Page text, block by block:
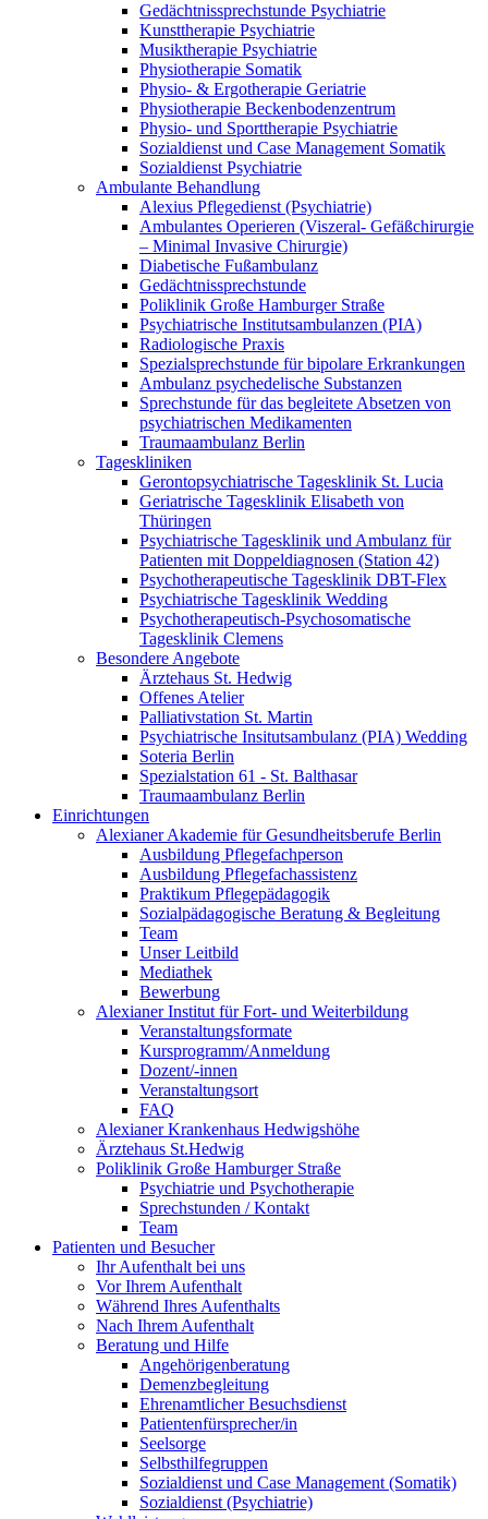
Gedächtnissprechstunde Psychiatrie
Kunsttherapie Psychiatrie
Musiktherapie Psychiatrie
Physiotherapie Somatik
Physio- & Ergotherapie Geriatrie
Physiotherapie Beckenbodenzentrum
Physio- und Sporttherapie Psychiatrie
Sozialdienst und Case Management Somatik
Sozialdienst Psychiatrie
Ambulante Behandlung
Alexius Pflegedienst (Psychiatrie)
Ambulantes Operieren (Viszeral- Gefäßchirurgie
– Minimal Invasive Chirurgie)
Diabetische Fußambulanz
Gedächtnissprechstunde
Poliklinik Große Hamburger Straße
Psychiatrische Institutsambulanzen (PIA)
Radiologische Praxis
Spezialsprechstunde für bipolare Erkrankungen
Ambulanz psychedelische Substanzen
Sprechstunde für das begleitete Absetzen von
psychiatrischen Medikamenten
Traumaambulanz Berlin
Tageskliniken
Gerontopsychiatrische Tagesklinik St. Lucia
Geriatrische Tagesklinik Elisabeth von
Thüringen
Psychiatrische Tagesklinik und Ambulanz für
Patienten mit Doppeldiagnosen (Station 42)
Psychotherapeutische Tagesklinik DBT-Flex
Psychiatrische Tagesklinik Wedding
Psychotherapeutisch-Psychosomatische
Tagesklinik Clemens
Besondere Angebote
Ärztehaus St. Hedwig
Offenes Atelier
Palliativstation St. Martin
Psychiatrische Insitutsambulanz (PIA) Wedding
Soteria Berlin
Spezialstation 61 - St. Balthasar
Traumaambulanz Berlin
Einrichtungen
Alexianer Akademie für Gesundheitsberufe Berlin
Ausbildung Pflegefachperson
Ausbildung Pflegefachassistenz
Praktikum Pflegepädagogik
Sozialpädagogische Beratung & Begleitung
Team
Unser Leitbild
Mediathek
Bewerbung
Alexianer Institut für Fort- und Weiterbildung
Veranstaltungsformate
Kursprogramm/Anmeldung
Dozent/-innen
Veranstaltungsort
FAQ
Alexianer Krankenhaus Hedwigshöhe
Ärztehaus St.Hedwig
Poliklinik Große Hamburger Straße
Psychiatrie und Psychotherapie
Sprechstunden / Kontakt
Team
Patienten und Besucher
Ihr Aufenthalt bei uns
Vor Ihrem Aufenthalt
Während Ihres Aufenthalts
Nach Ihrem Aufenthalt
Beratung und Hilfe
Angehörigenberatung
Demenzbegleitung
Ehrenamtlicher Besuchsdienst
Patientenfürsprecher/in
Seelsorge
Selbsthilfegruppen
Sozialdienst und Case Management (Somatik)
Sozialdienst (Psychiatrie)